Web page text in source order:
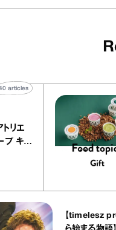
ー アトリエ
クレープ キャ
40 articles
【timelesz project